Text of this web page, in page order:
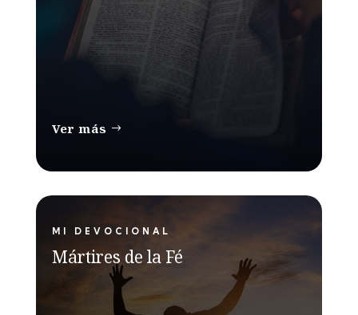
Ver más
MI DEVOCIONAL
Mártires de la Fé